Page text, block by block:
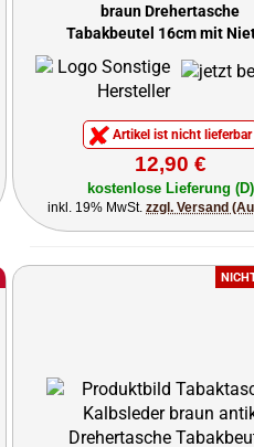
braun Drehertasche
Tabakbeutel 16cm mit
Artikel ist nicht lieferbar
12,90 €
kostenlose Lieferung (D)
inkl. 19% MwSt.zzgl. Versand